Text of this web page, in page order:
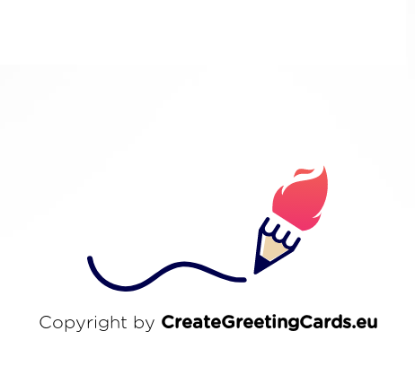
Copyright by CreateGreetingCards.eu